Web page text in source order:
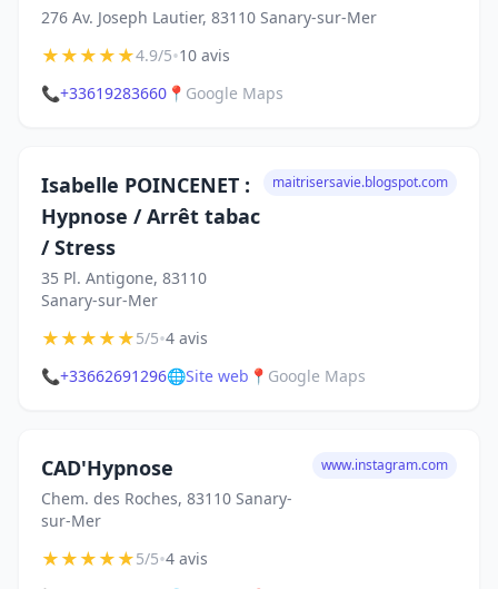
276 Av. Joseph Lautier, 83110 Sanary-sur-Mer
★★★★★4.9/5•10 avis
📞+33619283660 📍 Google Maps
Isabelle POINCENET :
Hypnose / Arrêt tabac
/ Stress
35 Pl. Antigone, 83110
Sanary-sur-Mer
maitrisersavie.blogspot.com
★★★★★5/5•4 avis
📞+33662691296🌐Site web 📍 Google Maps
CAD'Hypnose
Chem. des Roches, 83110 Sanary-
sur-Mer
www.instagram.com
★★★★★5/5•4 avis